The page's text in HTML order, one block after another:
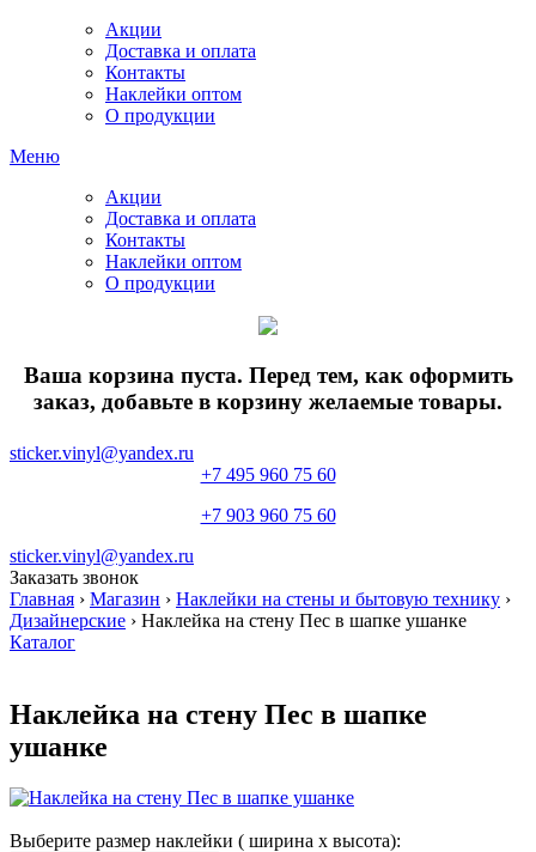
Акции
Доставка и оплата
Контакты
Наклейки оптом
О продукции
Меню
Акции
Доставка и оплата
Контакты
Наклейки оптом
О продукции
Ваша корзина пуста. Перед тем, как оформить
заказ, добавьте в корзину желаемые товары.
sticker.vinyl@yandex.ru
+7 495 960 75 60
+7 903 960 75 60
sticker.vinyl@yandex.ru
Заказать звонок
Главная › Магазин › Наклейки на стены и бытовую технику ›
Дизайнерские › Наклейка на стену Пес в шапке ушанке
Каталог
Наклейка на стену Пес в шапке
ушанке
Выберите размер наклейки ( ширина х высота):